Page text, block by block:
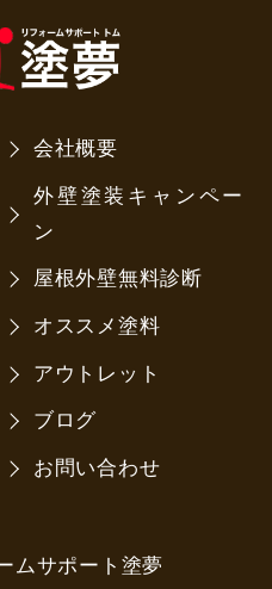
会社概要
外壁塗装キャンペー
ン
屋根外壁無料診断
オススメ塗料
アウトレット
ブログ
お問い合わせ
ムサポート塗夢